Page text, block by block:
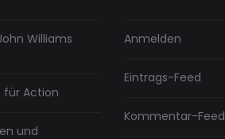
Williams
für Action
und
Anmelden
Eintrags-Feed
Kommentar-Feed